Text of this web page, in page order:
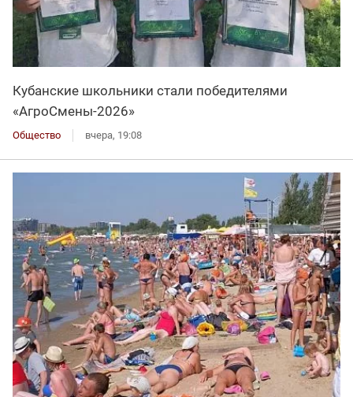
Кубанские школьники стали победителями
«АгроСмены-2026»
Общество вчера, 19:08